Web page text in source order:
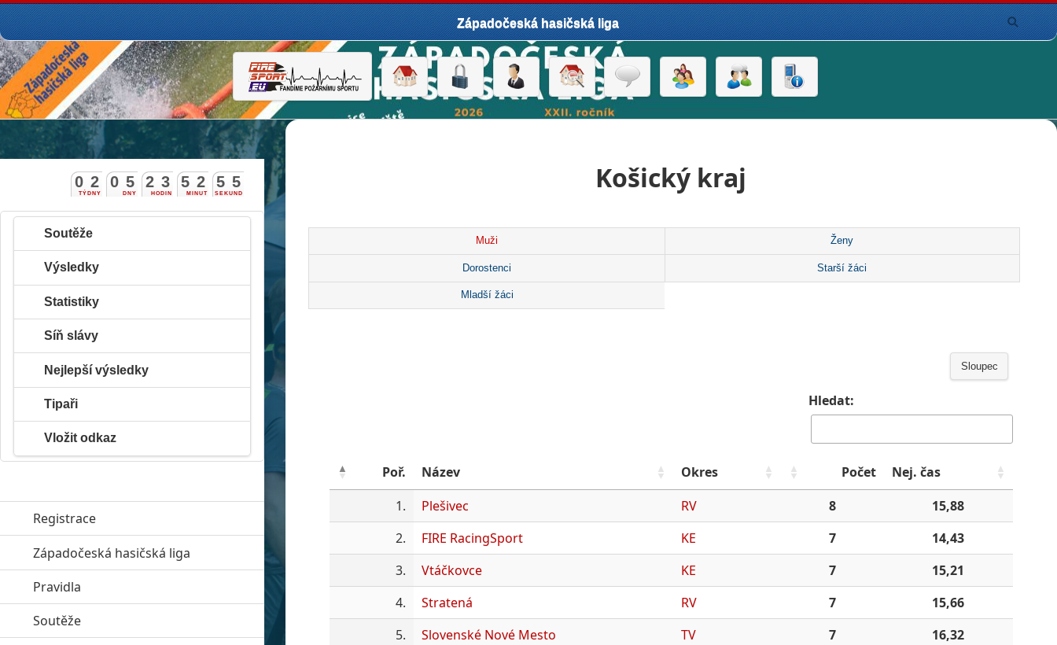
Západočeská hasičská liga
Košický kraj
Muži Ženy
Dorostenci Starší žáci
Mladší žáci
Sloupec
Hledat:
Poř. Název Okres Počet
Nej. čas
1.
Plešivec RV 8
15,88
2.
FIRE RacingSport KE 7
14,43
3.
Vtáčkovce KE 7
15,21
4.
Stratená RV 7
15,66
5.
Slovenské Nové Mesto TV 7
16,32
TÝDNY
0 2
DNY
0 5
HODIN
2 3
MINUT
5 2
SEKUND
5 4
5
Soutěže
Výsledky
Statistiky
Síň slávy
Nejlepší výsledky
Tipaři
Vložit odkaz
Registrace
Západočeská hasičská liga click to expand contents
Pravidla
Soutěže